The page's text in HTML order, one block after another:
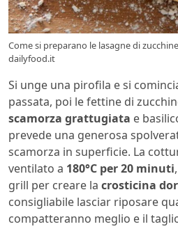
Come si preparano le lasagne di
dailyfood.it
Si unge una pirofila e si
passata, poi le fettine di
scamorza grattugiata e
prevede una generosa
scamorza in superficie. La
ventilato a 180°C per 20 minuti
grill per creare la crosticina
consigliabile lasciar riposare
compatteranno meglio e il